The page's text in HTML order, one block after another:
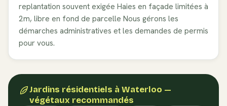
replantation souvent exigée Haies en façade limitées à
2m, libre en fond de parcelle Nous gérons les
démarches administratives et les demandes de permis
pour vous.
Jardins résidentiels à Waterloo —
végétaux recommandés